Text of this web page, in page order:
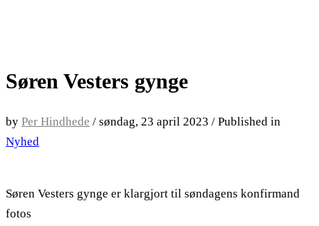
Søren Vesters gynge
by Per Hindhede / søndag, 23 april 2023 / Published in
Nyhed
Søren Vesters gynge er klargjort til søndagens konfirmand
fotos